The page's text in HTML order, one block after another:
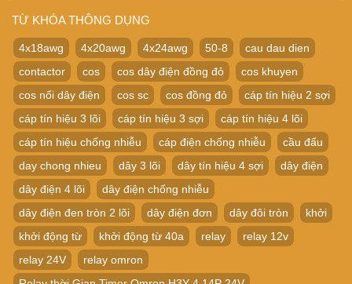
TỪ KHÓA THÔNG DỤNG
4x18awg 4x20awg 4x24awg 50-8
cau dau dien
contactor
cos cos dây điện đồng đỏ
cos khuyen
cos nối dây điện
cos sc cos đồng đỏ
cáp tín hiệu 2 sợi
cáp tín hiệu 3 lõi
cáp tín hiệu 3 sợi
cáp tín hiệu 4 lõi
cáp tín hiệu chống nhiễu
cáp điện chống nhiễu
cầu đấu
day chong nhieu
dây 3 lõi dây tín hiệu 4 sợi
dây điện
dây điện 4 lõi
dây điện chống nhiễu
dây điện đen tròn 2 lõi
dây điện đơn dây đôi tròn
khởi
khởi động từ
khởi động từ 40a relay
relay 12v
relay 24V
relay omron